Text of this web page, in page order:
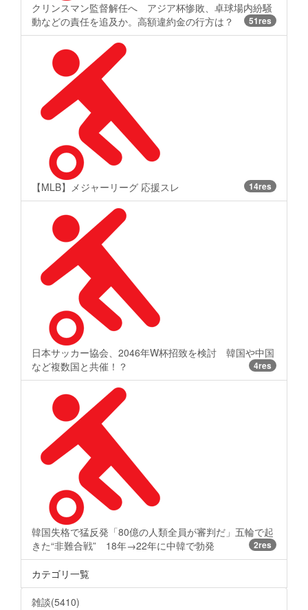
クリンスマン監督解任へ アジア杯惨敗、卓球場内紛騒
動などの責任を追及か。高額違約金の行方は？
51res
【MLB】メジャーリーグ 応援スレ 14res
日本サッカー協会、2046年W杯招致を検討 韓国や中国
など複数国と共催！？
4res
韓国失格で猛反発「80億の人類全員が審判だ」五輪で起
きた“非難合戦” 18年→22年に中韓で勃発
2res
カテゴリ一覧
雑談(5410)